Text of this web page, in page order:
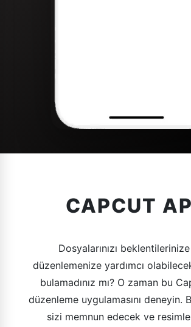
CAPCUT
Dosyalarınızı
düzenlemenize yardımcı
bulamadınız mı? O zaman bu
düzenleme uygulamasını deneyin.
sizi memnun edecek ve